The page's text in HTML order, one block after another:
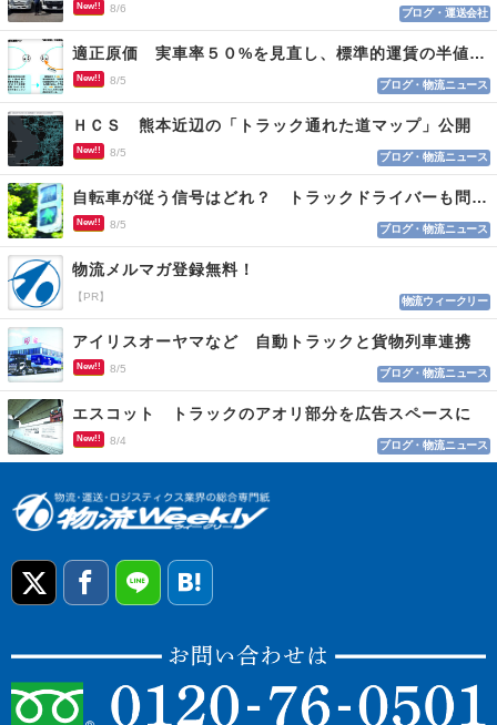
New!! 8/6 ブログ・運送会社
適正原価 実車率５０%を見直し、標準的運賃の半値の恐れも
New!! 8/5 ブログ・物流ニュース
ＨＣＳ 熊本近辺の「トラック通れた道マップ」公開
New!! 8/5 ブログ・物流ニュース
自転車が従う信号はどれ？ トラックドライバーも問われる認識
New!! 8/5 ブログ・物流ニュース
物流メルマガ登録無料！
【PR】 物流ウィークリー
アイリスオーヤマなど 自動トラックと貨物列車連携
New!! 8/5 ブログ・物流ニュース
エスコット トラックのアオリ部分を広告スペースに
New!! 8/4 ブログ・物流ニュース